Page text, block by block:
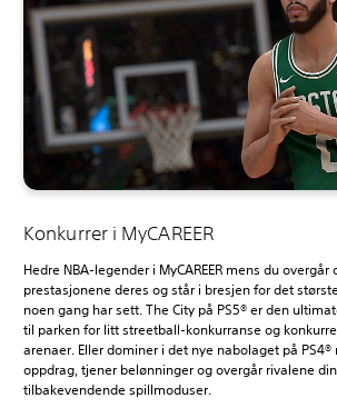
Konkurrer i MyCAREER
Hedre NBA-legender i MyCAREER mens du overgår
prestasjonene deres og står i bresjen for det
noen gang har sett. The City på PS5® er den
til parken for litt streetball-konkurranse og
arenaer. Eller dominer i det nye nabolaget på
oppdrag, tjener belønninger og overgår rivalene
tilbakevendende spillmoduser.